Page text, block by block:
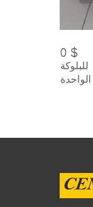
0 $
للبلوكة
الواحدة